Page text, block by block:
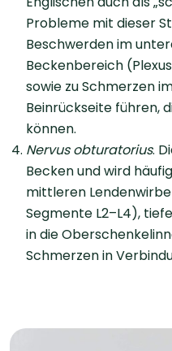
Probleme mit dieser
Beschwerden im
Beckenbereich
sowie zu Schmerzen
Beinrückseite führen,
können.
Nervus obturatorius.
Becken und wird
mittleren
Segmente L2–L4),
in die
Schmerzen in